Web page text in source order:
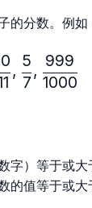
的分数。例如
,
7
5
,
1000
999
字）等于或大
的值等于或大